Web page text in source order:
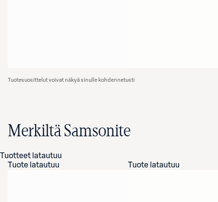
Tuotesuosittelut voivat näkyä sinulle kohdennetusti
Merkiltä Samsonite
Tuotteet latautuu
Tuote latautuu
Tuote latautuu